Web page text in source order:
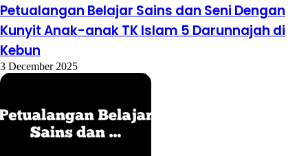
Petualangan Belajar Sains dan Seni Dengan
Kunyit Anak-anak TK Islam 5 Darunnajah di
Kebun
3 December 2025